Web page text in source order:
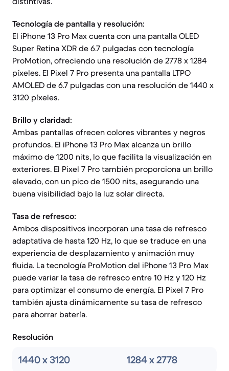
Tecnología de pantalla y resolución:
El iPhone 13 Pro Max cuenta con una pantalla OLED
Super Retina XDR de 6.7 pulgadas con tecnología
ProMotion, ofreciendo una resolución de 2778 x 1284
píxeles. El Pixel 7 Pro presenta una pantalla LTPO
AMOLED de 6.7 pulgadas con una resolución de 1440 x
3120 píxeles.
Brillo y claridad:
Ambas pantallas ofrecen colores vibrantes y negros
profundos. El iPhone 13 Pro Max alcanza un brillo
máximo de 1200 nits, lo que facilita la visualización en
exteriores. El Pixel 7 Pro también proporciona un brillo
elevado, con un pico de 1500 nits, asegurando una
buena visibilidad bajo la luz solar directa.
Tasa de refresco:
Ambos dispositivos incorporan una tasa de refresco
adaptativa de hasta 120 Hz, lo que se traduce en una
experiencia de desplazamiento y animación muy
fluida. La tecnología ProMotion del iPhone 13 Pro Max
puede variar la tasa de refresco entre 10 Hz y 120 Hz
para optimizar el consumo de energía. El Pixel 7 Pro
también ajusta dinámicamente su tasa de refresco
para ahorrar batería.
Resolución
1440 x 3120 1284 x 2778